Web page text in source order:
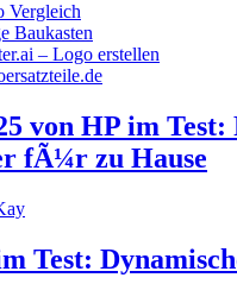
Vergleich
Baukasten
– Logo erstellen
von HP im Test:
fÃ¼r zu Hause
Test: